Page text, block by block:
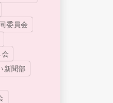
委員会
新聞部